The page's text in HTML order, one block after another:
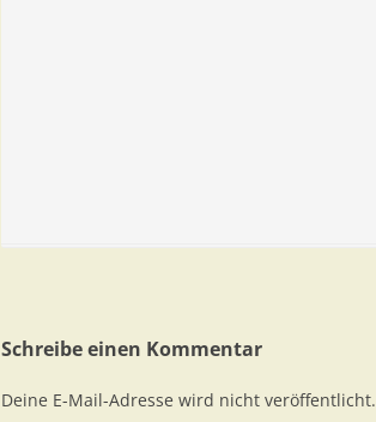
Schreibe einen Kommentar
Deine E-Mail-Adresse wird nicht veröffentlicht.